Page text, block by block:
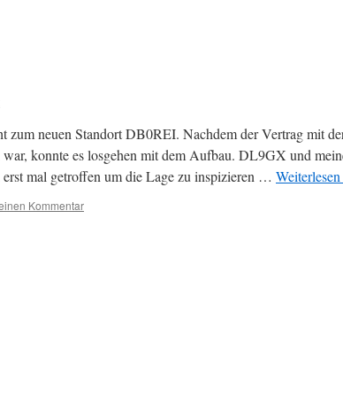
zum neuen Standort DB0REI. Nachdem der Vertrag mit
konnte es losgehen mit dem Aufbau. DL9GX und
mal getroffen um die Lage zu inspizieren … Weiterlesen
Kommentar